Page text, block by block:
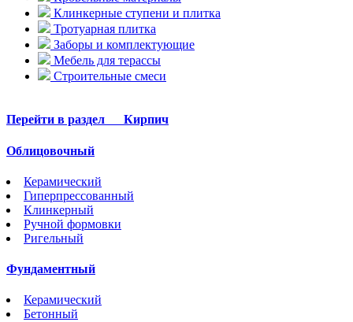
Клинкерные ступени и плитка
Тротуарная плитка
Заборы и комплектующие
Мебель для терассы
Строительные смеси
Перейти в раздел Кирпич
Облицовочный
Керамический
Гиперпрессованный
Клинкерный
Ручной формовки
Ригельный
Фундаментный
Керамический
Бетонный